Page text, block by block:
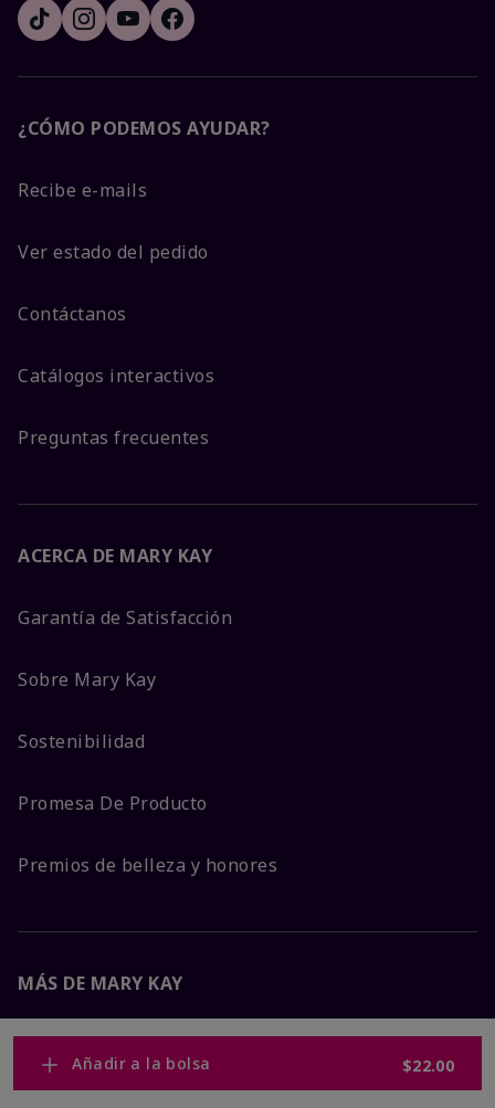
Añadir a la bolsa $22.00
¿CÓMO PODEMOS AYUDAR?
Recibe e-mails
Ver estado del pedido
Contáctanos
Catálogos interactivos
Preguntas frecuentes
ACERCA DE MARY KAY
Garantía de Satisfacción
Sobre Mary Kay
Sostenibilidad
Promesa De Producto
Premios de belleza y honores
MÁS DE MARY KAY